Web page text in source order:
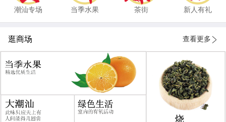
潮汕专场 当季水果 茶街 新人有礼
逛商场 查看更多